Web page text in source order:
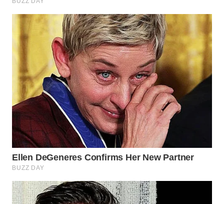
MADURA
WN
NATUNA
WN
BINTAN
WN
MANDALIKA
WN